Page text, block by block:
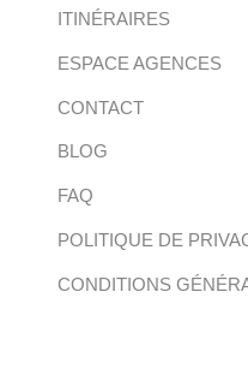
ITINÉRAIRES
ESPACE AGENCES
CONTACT
BLOG
FAQ
POLITIQUE DE
CONDITIONS